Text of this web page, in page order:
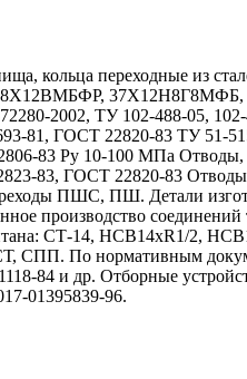
кольца переходные из
2002, ТУ 102-488-05,
81, ГОСТ 22820-83 ТУ 51-
83 Ру 10-100 МПа Отводы,
83, ГОСТ 22820-83
ПШС, ПШ. Детали
производство соединений
СТ-14, НСВ14хR1/2,
По нормативным
84 и др. Отборные
01395839-96.